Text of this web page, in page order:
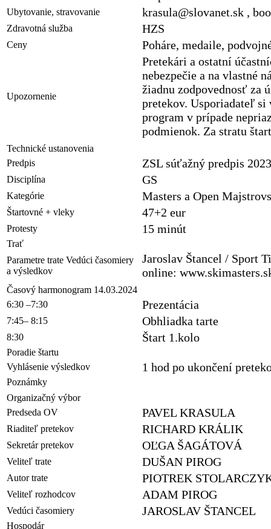
Ubytovanie, stravovanie krasula@slovanet.sk ,
Zdravotná služba HZS
Ceny Poháre, medaile,
Upozornenie
Pretekári a ostatní
nebezpečie a na vlastné
žiadnu zodpovednosť za
pretekov. Usporiadateľ si
program v prípade
podmienok. Za stratu
Technické ustanovenia
Predpis
ZSL súťažný predpis
Disciplína GS
Kategórie Masters a Open
Štartovné + vleky 47+2 eur
Protesty 15 minút
Trať
Parametre trate Vedúci časomiery
a výsledkov
Jaroslav Štancel / Sport
online:
Časový harmonogram 14.03.2024
6:30 –7:30
Prezentácia
7:45– 8:15 Obhliadka tarte
8:30 Štart 1.kolo
Poradie štartu
Vyhlásenie výsledkov
1 hod po ukončení
Poznámky
Organizačný výbor
Predseda OV
PAVEL KRASULA
Riaditeľ pretekov RICHARD KRÁLIK
Sekretár pretekov OĽGA ŠAGÁTOVÁ
Veliteľ trate DUŠAN PIROG
Autor trate PIOTREK
Veliteľ rozhodcov ADAM PIROG
Vedúci časomiery JAROSLAV ŠTANCEL
Hospodár